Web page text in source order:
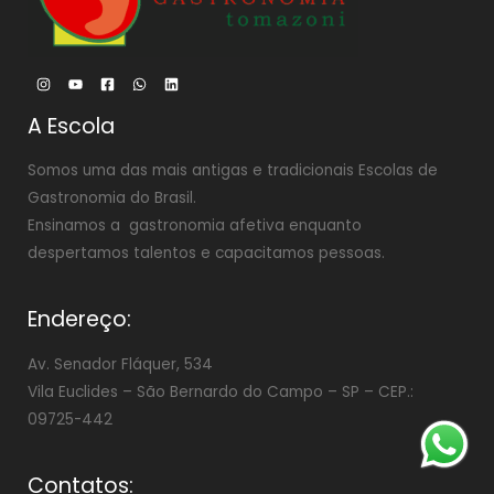
A Escola
Somos uma das mais antigas e tradicionais Escolas de
Gastronomia do Brasil.
Ensinamos a gastronomia afetiva enquanto
despertamos talentos e capacitamos pessoas.
Endereço:
Av. Senador Fláquer, 534
Vila Euclides – São Bernardo do Campo – SP – CEP.:
09725-442
Contatos: